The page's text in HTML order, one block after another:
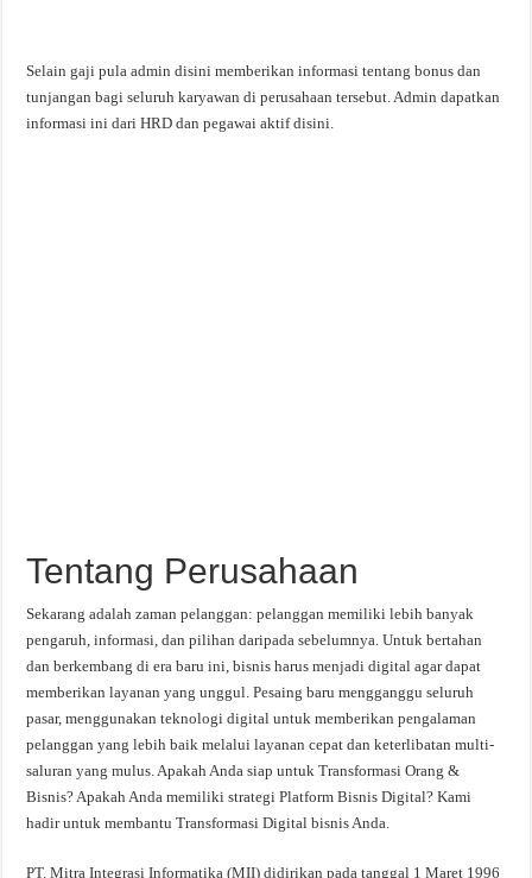
Selain gaji pula admin disini memberikan informasi tentang bonus dan
tunjangan bagi seluruh karyawan di perusahaan tersebut. Admin dapatkan
informasi ini dari HRD dan pegawai aktif disini.
Tentang Perusahaan
Sekarang adalah zaman pelanggan: pelanggan memiliki lebih banyak
pengaruh, informasi, dan pilihan daripada sebelumnya. Untuk bertahan
dan berkembang di era baru ini, bisnis harus menjadi digital agar dapat
memberikan layanan yang unggul. Pesaing baru mengganggu seluruh
pasar, menggunakan teknologi digital untuk memberikan pengalaman
pelanggan yang lebih baik melalui layanan cepat dan keterlibatan multi-
saluran yang mulus. Apakah Anda siap untuk Transformasi Orang &
Bisnis? Apakah Anda memiliki strategi Platform Bisnis Digital? Kami
hadir untuk membantu Transformasi Digital bisnis Anda.
PT. Mitra Integrasi Informatika (MII) didirikan pada tanggal 1 Maret 1996